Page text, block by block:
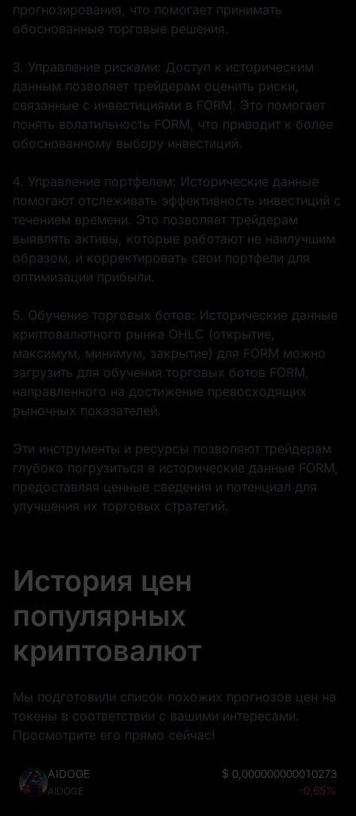
прогнозирования, что помогает принимать
обоснованные торговые решения.
3. Управление рисками: Доступ к историческим
данным позволяет трейдерам оценить риски,
связанные с инвестициями в FORM. Это помогает
понять волатильность FORM, что приводит к более
обоснованному выбору инвестиций.
4. Управление портфелем: Исторические данные
помогают отслеживать эффективность инвестиций с
течением времени. Это позволяет трейдерам
выявлять активы, которые работают не наилучшим
образом, и корректировать свои портфели для
оптимизации прибыли.
5. Обучение торговых ботов: Исторические данные
криптовалютного рынка OHLC (открытие,
максимум, минимум, закрытие) для FORM можно
загрузить для обучения торговых ботов FORM,
направленного на достижение превосходящих
рыночных показателей.
Эти инструменты и ресурсы позволяют трейдерам
глубоко погрузиться в исторические данные FORM,
предоставляя ценные сведения и потенциал для
улучшения их торговых стратегий.
История цен
популярных
криптовалют
Мы подготовили список похожих прогнозов цен на
токены в соответствии с вашими интересами.
Просмотрите его прямо сейчас!
AIDOGE
AIDOGE
$ 0,000000000010273
-0,65%